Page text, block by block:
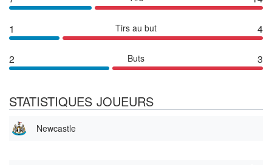
1 Tirs au but 4
2 Buts 3
STATISTIQUES JOUEURS
Newcastle